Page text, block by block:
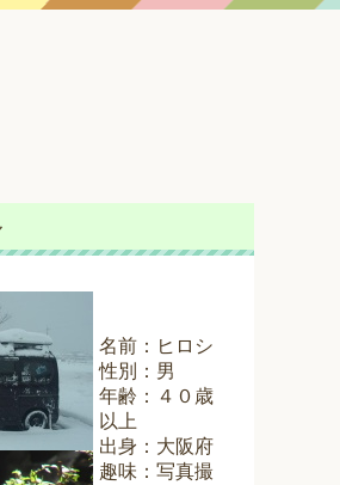
名前：ヒロシ
性別：男
年齢：４０歳
以上
出身：大阪府
趣味：写真撮